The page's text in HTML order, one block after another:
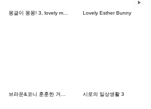
Lovely Esther Bunny
브라운&코니 훈훈한 겨울 데이트 시로의 일상생활 3